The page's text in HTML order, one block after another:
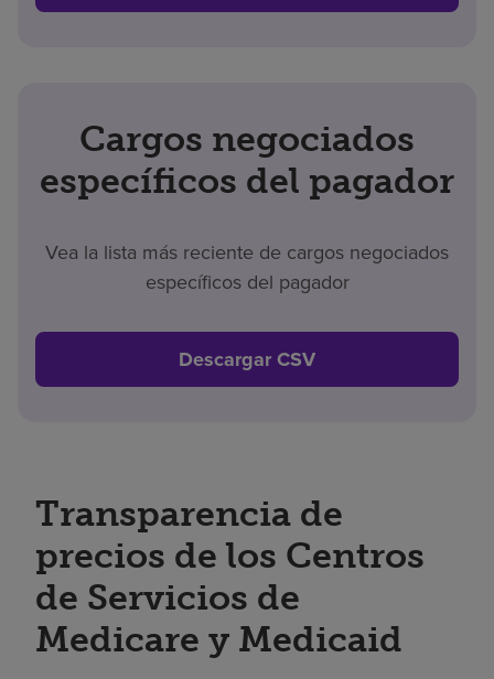
Cargos negociados
específicos del pagador
Vea la lista más reciente de cargos negociados
específicos del pagador
Descargar CSV
Transparencia de
precios de los Centros
de Servicios de
Medicare y Medicaid